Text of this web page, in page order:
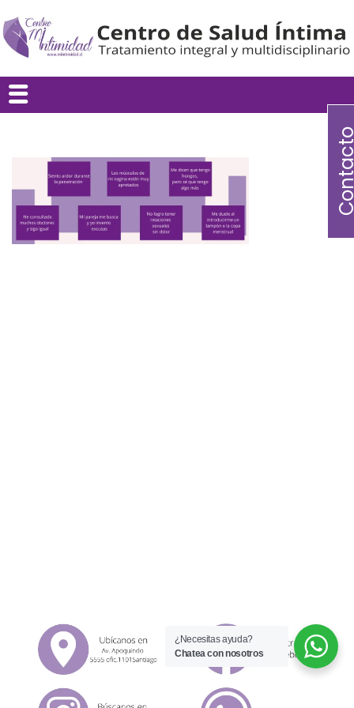
¿Necesitas ayuda?
Chatea con nosotros